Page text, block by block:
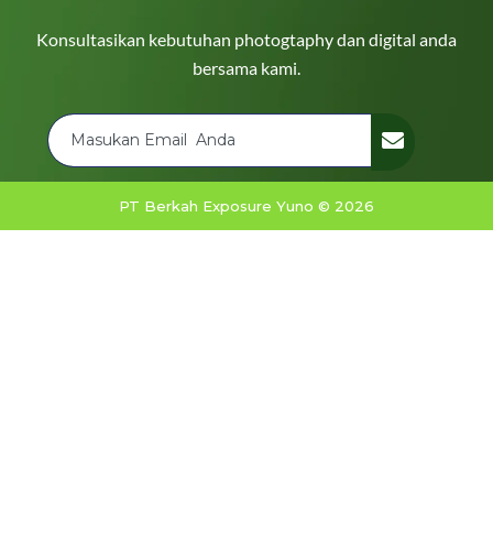
Konsultasikan kebutuhan photogtaphy dan digital anda
bersama kami.
PT Berkah Exposure Yuno © 2026